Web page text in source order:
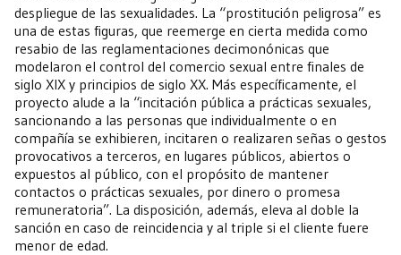
despliegue de las sexualidades. La “prostitución peligrosa” es
una de estas figuras, que reemerge en cierta medida como
resabio de las reglamentaciones decimonónicas que
modelaron el control del comercio sexual entre finales de
siglo XIX y principios de siglo XX. Más específicamente, el
proyecto alude a la “incitación pública a prácticas sexuales,
sancionando a las personas que individualmente o en
compañía se exhibieren, incitaren o realizaren señas o gestos
provocativos a terceros, en lugares públicos, abiertos o
expuestos al público, con el propósito de mantener
contactos o prácticas sexuales, por dinero o promesa
remuneratoria”. La disposición, además, eleva al doble la
sanción en caso de reincidencia y al triple si el cliente fuere
menor de edad.